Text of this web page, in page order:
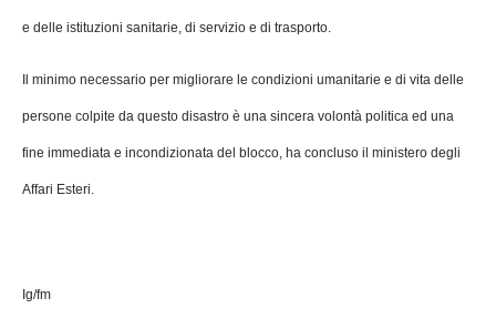
e delle istituzioni sanitarie, di servizio e di trasporto.
Il minimo necessario per migliorare le condizioni umanitarie e di vita delle
persone colpite da questo disastro è una sincera volontà politica ed una
fine immediata e incondizionata del blocco, ha concluso il ministero degli
Affari Esteri.
Ig/fm